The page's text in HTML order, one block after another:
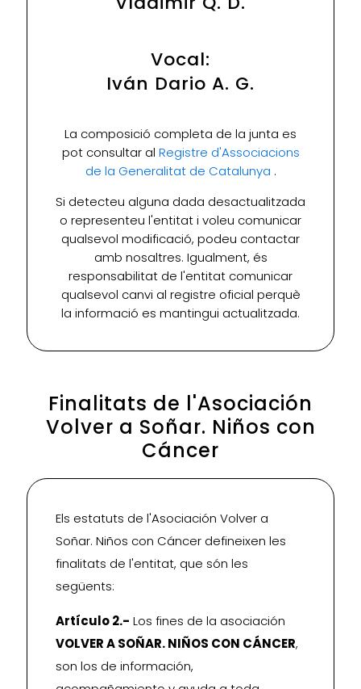
Vocal:
Iván Dario A. G.
La composició completa de la junta es
pot consultar al Registre d'Associacions
de la Generalitat de Catalunya .
Si detecteu alguna dada desactualitzada
o representeu l'entitat i voleu comunicar
qualsevol modificació, podeu contactar
amb nosaltres. Igualment, és
responsabilitat de l'entitat comunicar
qualsevol canvi al registre oficial perquè
la informació es mantingui actualitzada.
Finalitats de l'Asociación
Volver a Soñar. Niños con
Cáncer
Els estatuts de l'Asociación Volver a
Soñar. Niños con Cáncer defineixen les
finalitats de l'entitat, que són les
següents:
Artículo 2.- Los fines de la asociación
VOLVER A SOÑAR. NIÑOS CON CÁNCER,
son los de información,